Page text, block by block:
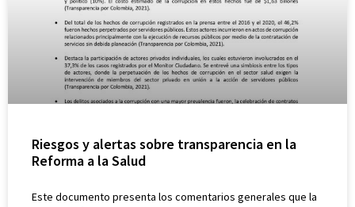
Riesgos y alertas sobre transparencia en la
Reforma a la Salud
Este documento presenta los comentarios generales que la